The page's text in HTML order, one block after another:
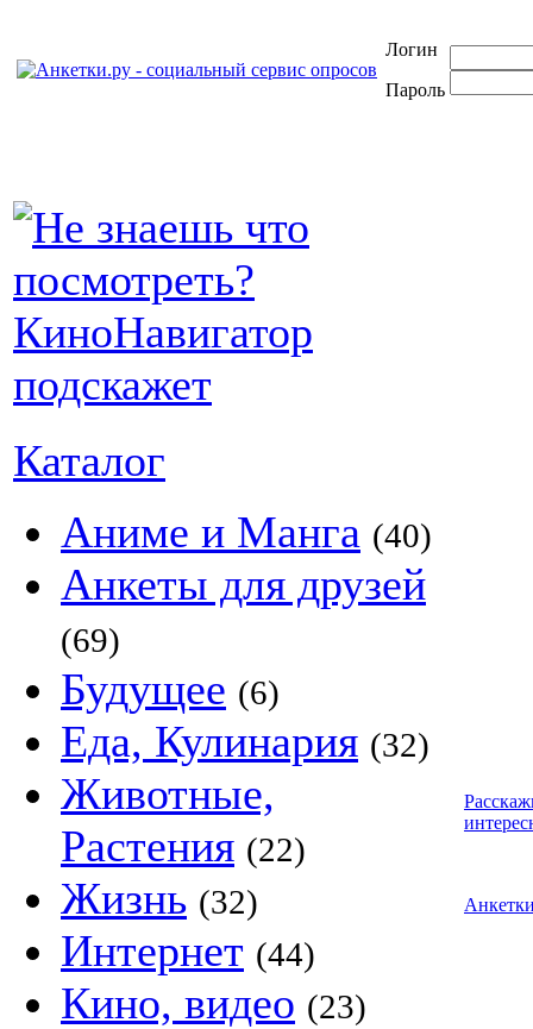
Логин
Пароль
Каталог
Аниме и Манга (40)
Анкеты для друзей
(69)
Будущее (6)
Еда, Кулинария (32)
Животные,
Растения (22)
Жизнь (32)
Интернет (44)
Кино, видео (23)